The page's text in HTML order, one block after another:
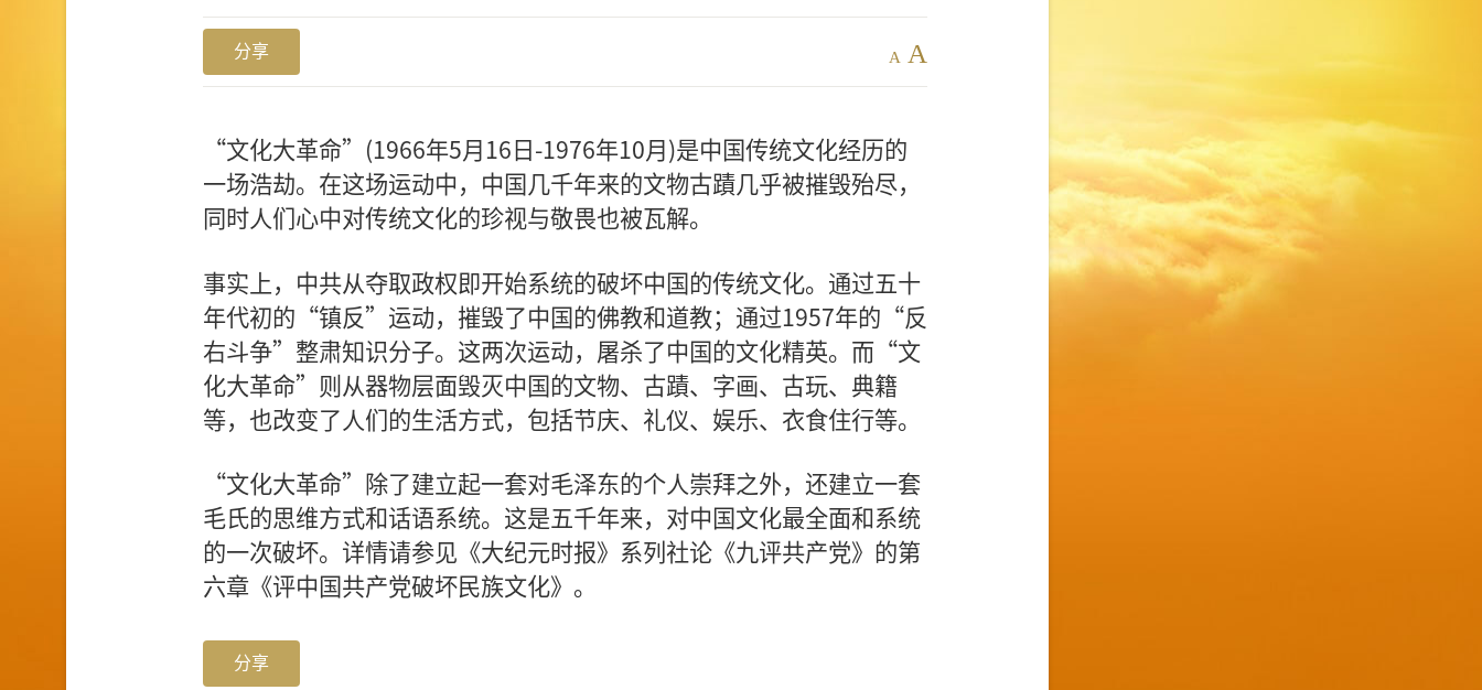
分享 A A
“文化大革命”(1966年5月16日-1976年10月)是中国传统文化经历的
一场浩劫。在这场运动中，中国几千年来的文物古蹟几乎被摧毁殆尽，
同时人们心中对传统文化的珍视与敬畏也被瓦解。
事实上，中共从夺取政权即开始系统的破坏中国的传统文化。通过五十
年代初的“镇反”运动，摧毁了中国的佛教和道教；通过1957年的“反
右斗争”整肃知识分子。这两次运动，屠杀了中国的文化精英。而“文
化大革命”则从器物层面毁灭中国的文物、古蹟、字画、古玩、典籍
等，也改变了人们的生活方式，包括节庆、礼仪、娱乐、衣食住行等。
“文化大革命”除了建立起一套对毛泽东的个人崇拜之外，还建立一套
毛氏的思维方式和话语系统。这是五千年来，对中国文化最全面和系统
的一次破坏。详情请参见《大纪元时报》系列社论《九评共产党》的第
六章《评中国共产党破坏民族文化》。
分享